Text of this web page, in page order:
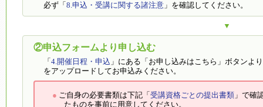
必ず「 8.申込・受講に関する諸注意 」を確認してください。
▼
②申込フォームより申し込む
「 4.開催日程・申込 」にある「お申し込みはこちら」ボタンよ
をアップロードしてお申込みください。
ご自身の必要書類は下記「 受講資格ごとの提出書類 」で確
たものを事前に用意してください。